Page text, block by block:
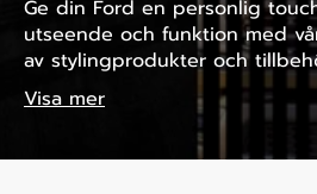
Ge din Ford en personlig
utseende och funktion med
av stylingprodukter och
Visa mer